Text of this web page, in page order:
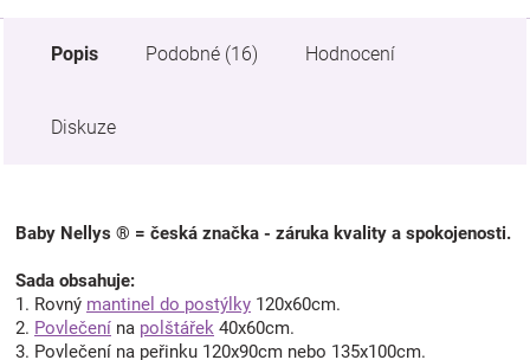
Popis Podobné (16) Hodnocení
Diskuze
Baby Nellys ® = česká značka - záruka kvality a spokojenosti.
Sada obsahuje:
1. Rovný mantinel do postýlky 120x60cm.
2. Povlečení na polštářek 40x60cm.
3. Povlečení na peřinku 120x90cm nebo 135x100cm.